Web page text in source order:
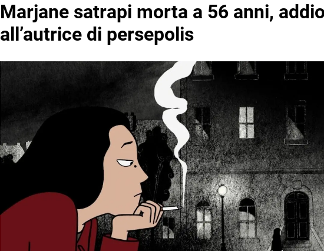
Marjane satrapi morta a 56 anni,
all’autrice di persepolis